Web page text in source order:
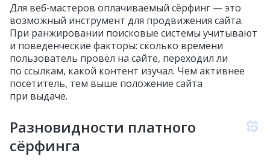
Для веб‑мастеров оплачиваемый сёрфинг — это
возможный инструмент для продвижения сайта.
При ранжировании поисковые системы учитывают
и поведенческие факторы: сколько времени
пользователь провёл на сайте, переходил ли
по ссылкам, какой контент изучал. Чем активнее
посетитель, тем выше положение сайта
при выдаче.
Разновидности платного
сёрфинга